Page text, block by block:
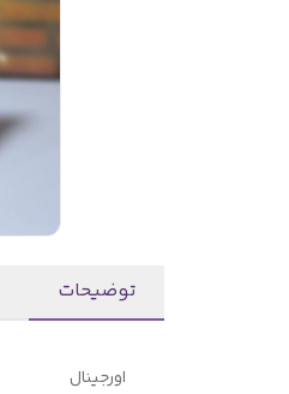
توضیحات
اورجینال